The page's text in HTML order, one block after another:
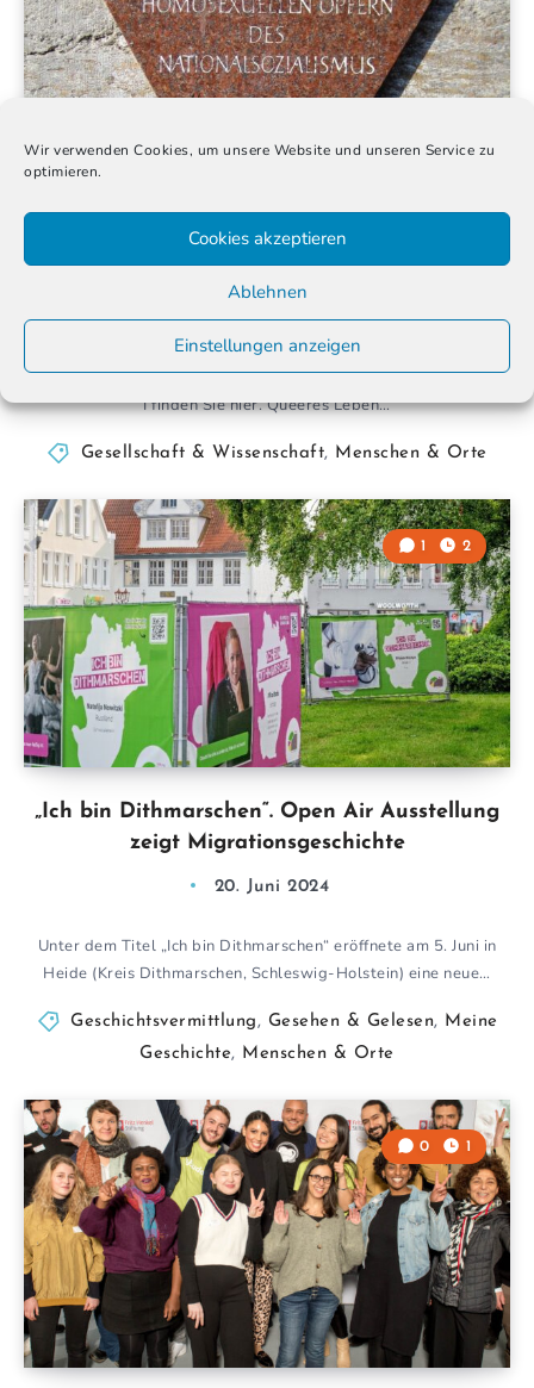
Wir verwenden Cookies, um unsere Website und unseren Service zu
optimieren.
Cookies akzeptieren
Ablehnen
Einstellungen anzeigen
Richard Plant und Hans Mayer – Queere
28. Juni 2024
Teil II zu queerer Migration anlässlich des Pride Month 2024. Teil
I finden Sie hier. Queeres Leben…
Gesellschaft & Wissenschaft, Menschen & Orte
„Ich bin Dithmarschen“. Open Air Ausstellung
zeigt Migrationsgeschichte
1 2
20. Juni 2024
Unter dem Titel „Ich bin Dithmarschen“ eröffnete am 5. Juni in
Heide (Kreis Dithmarschen, Schleswig-Holstein) eine neue…
Geschichtsvermittlung , Gesehen & Gelesen, Meine
Geschichte, Menschen & Orte
0 1